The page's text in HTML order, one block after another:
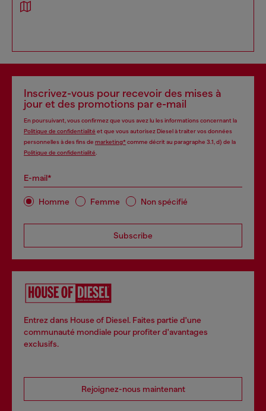
Inscrivez-vous pour recevoir des mises à
jour et des promotions par e-mail
En poursuivant, vous confirmez que vous avez lu les informations concernant la
Politique de confidentialité et que vous autorisez Diesel à traiter vos données
personnelles à des fins de marketing*comme décrit au paragraphe 3.1, d) de la
Politique de confidentialité
E-mail*
Homme Femme Non spécifié
Subscribe
Entrez dans House of Diesel. Faites partie d'une
communauté mondiale pour profiter d'avantages
exclusifs.
Rejoignez-nous maintenant